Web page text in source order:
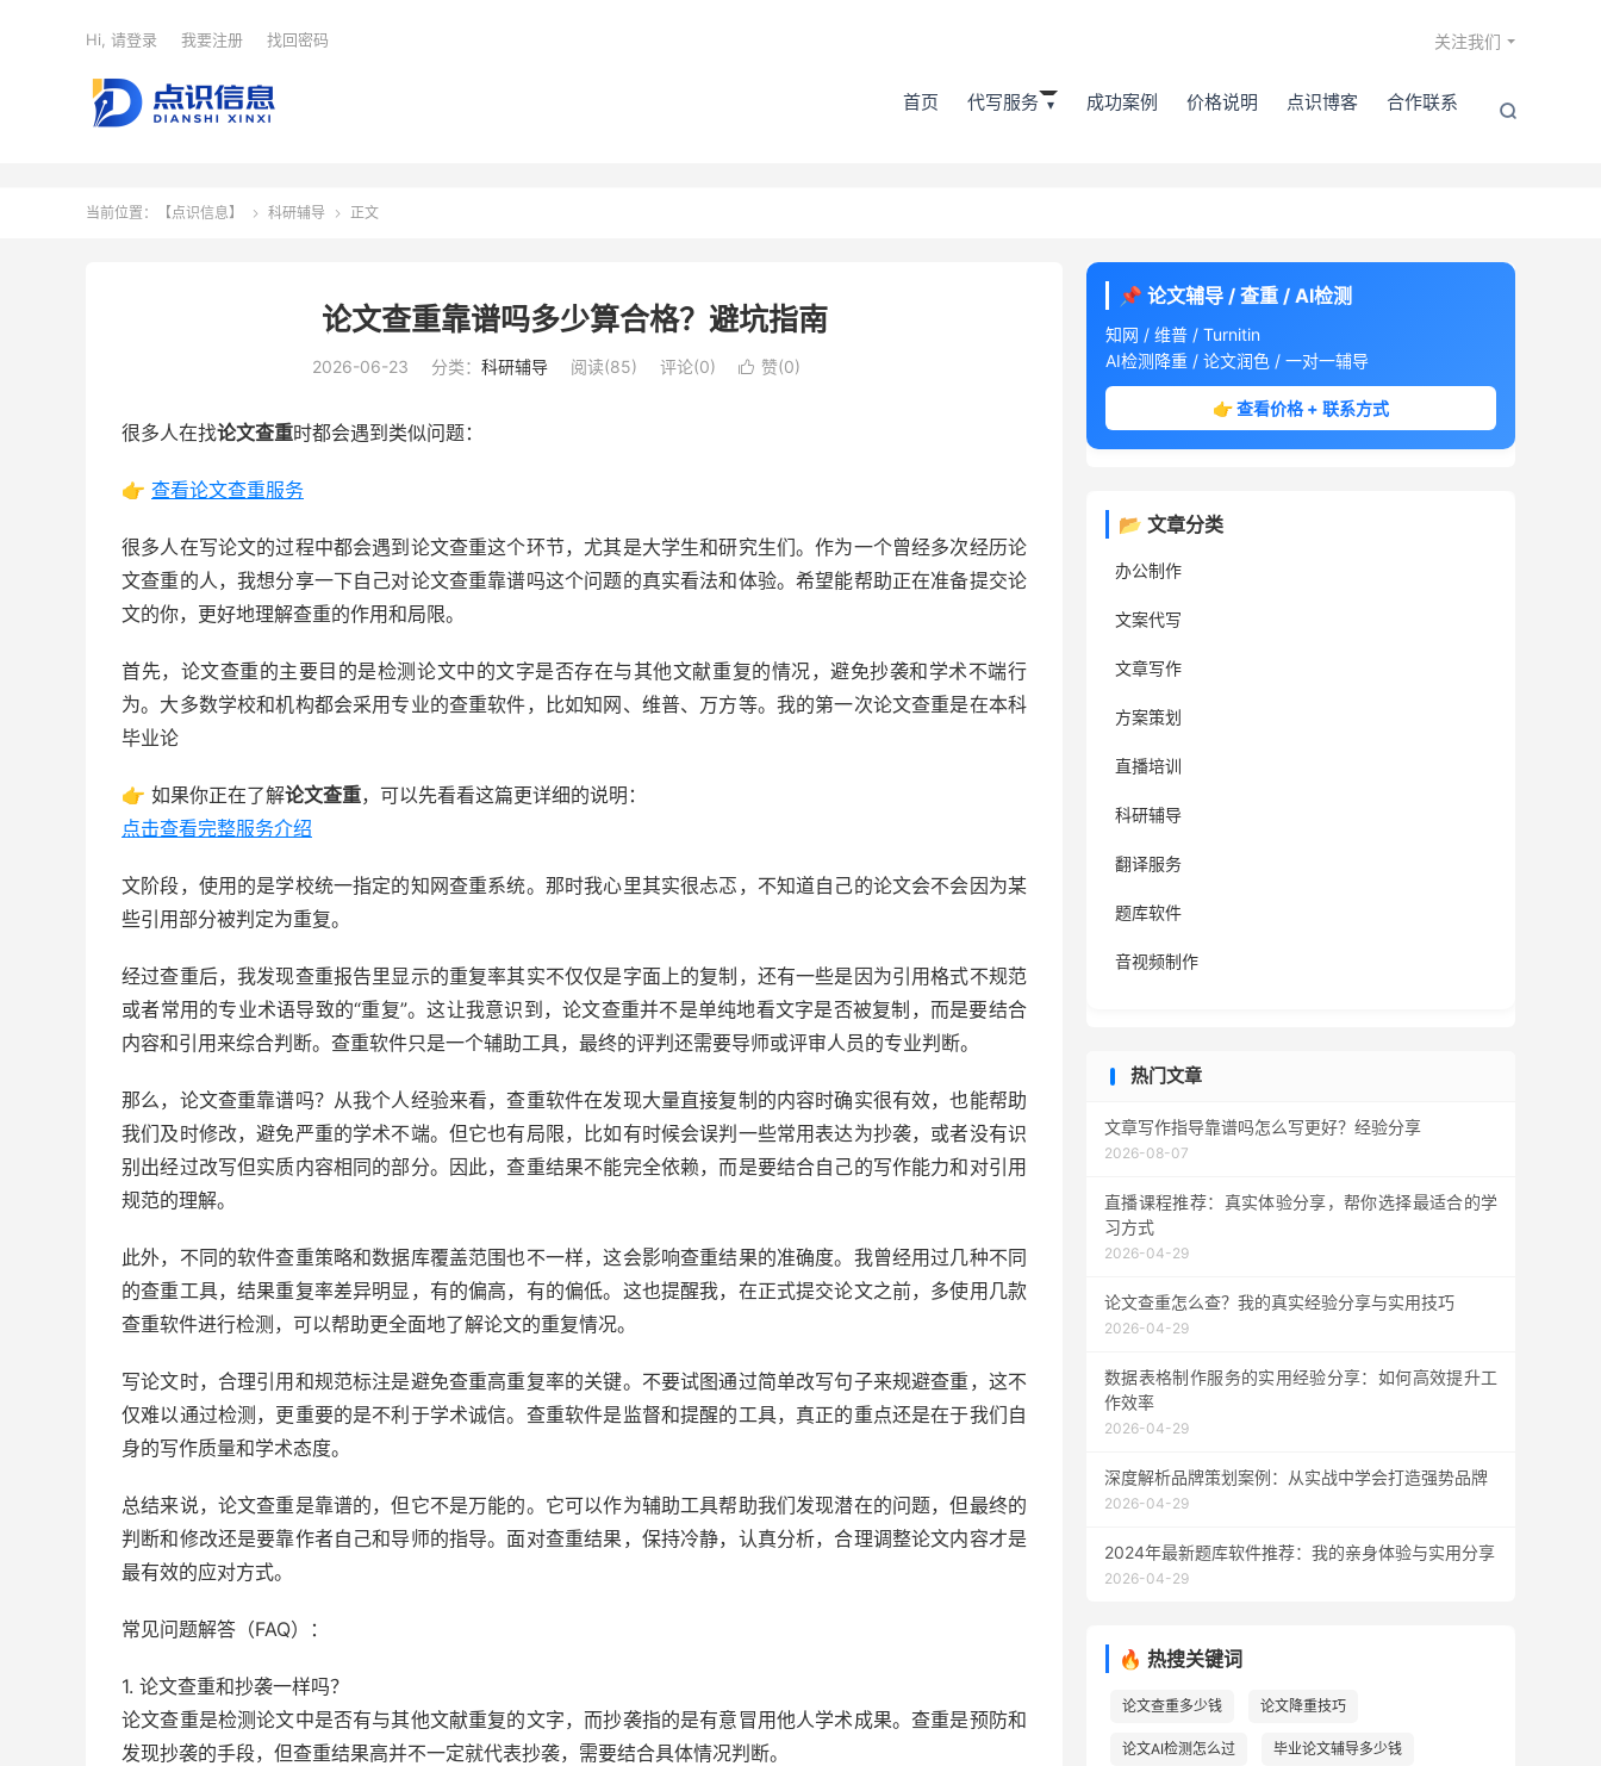
首页 代写服务 成功案例 价格说明 点识博客 合作联系 
关注我们
Hi, 请登录 我要注册 找回密码
当前位置： 【点识信息】  科研辅导  正文
论文查重靠谱吗多少算合格？避坑指南
2026-06-23 分类： 科研辅导 阅读(85) 评论(0)  赞(0)
很多人在找论文查重时都会遇到类似问题：
👉 查看论文查重服务
很多人在写论文的过程中都会遇到论文查重这个环节，尤其是大学生和研究生们。作为一个曾经多次经历论
文查重的人，我想分享一下自己对论文查重靠谱吗这个问题的真实看法和体验。希望能帮助正在准备提交论
文的你，更好地理解查重的作用和局限。
首先，论文查重的主要目的是检测论文中的文字是否存在与其他文献重复的情况，避免抄袭和学术不端行
为。大多数学校和机构都会采用专业的查重软件，比如知网、维普、万方等。我的第一次论文查重是在本科
毕业论
👉 如果你正在了解论文查重，可以先看看这篇更详细的说明：
点击查看完整服务介绍
文阶段，使用的是学校统一指定的知网查重系统。那时我心里其实很忐忑，不知道自己的论文会不会因为某
些引用部分被判定为重复。
经过查重后，我发现查重报告里显示的重复率其实不仅仅是字面上的复制，还有一些是因为引用格式不规范
或者常用的专业术语导致的“重复”。这让我意识到，论文查重并不是单纯地看文字是否被复制，而是要结合
内容和引用来综合判断。查重软件只是一个辅助工具，最终的评判还需要导师或评审人员的专业判断。
那么，论文查重靠谱吗？从我个人经验来看，查重软件在发现大量直接复制的内容时确实很有效，也能帮助
我们及时修改，避免严重的学术不端。但它也有局限，比如有时候会误判一些常用表达为抄袭，或者没有识
别出经过改写但实质内容相同的部分。因此，查重结果不能完全依赖，而是要结合自己的写作能力和对引用
规范的理解。
此外，不同的软件查重策略和数据库覆盖范围也不一样，这会影响查重结果的准确度。我曾经用过几种不同
的查重工具，结果重复率差异明显，有的偏高，有的偏低。这也提醒我，在正式提交论文之前，多使用几款
查重软件进行检测，可以帮助更全面地了解论文的重复情况。
写论文时，合理引用和规范标注是避免查重高重复率的关键。不要试图通过简单改写句子来规避查重，这不
仅难以通过检测，更重要的是不利于学术诚信。查重软件是监督和提醒的工具，真正的重点还是在于我们自
身的写作质量和学术态度。
总结来说，论文查重是靠谱的，但它不是万能的。它可以作为辅助工具帮助我们发现潜在的问题，但最终的
判断和修改还是要靠作者自己和导师的指导。面对查重结果，保持冷静，认真分析，合理调整论文内容才是
最有效的应对方式。
常见问题解答（FAQ）：
1. 论文查重和抄袭一样吗？
论文查重是检测论文中是否有与其他文献重复的文字，而抄袭指的是有意冒用他人学术成果。查重是预防和
发现抄袭的手段，但查重结果高并不一定就代表抄袭，需要结合具体情况判断。
📌 论文辅导 / 查重 / AI检测
知网 / 维普 / Turnitin
AI检测降重 / 论文润色 / 一对一辅导
👉 查看价格 + 联系方式
📂 文章分类
办公制作
文案代写
文章写作
方案策划
直播培训
科研辅导
翻译服务
题库软件
音视频制作
热门文章
文章写作指导靠谱吗怎么写更好？经验分享
2026-08-07
直播课程推荐：真实体验分享，帮你选择最适合的学
习方式
2026-04-29
论文查重怎么查？我的真实经验分享与实用技巧
2026-04-29
数据表格制作服务的实用经验分享：如何高效提升工
作效率
2026-04-29
深度解析品牌策划案例：从实战中学会打造强势品牌
2026-04-29
2024年最新题库软件推荐：我的亲身体验与实用分享
2026-04-29
🔥 热搜关键词
论文查重多少钱 论文降重技巧
论文AI检测怎么过 毕业论文辅导多少钱